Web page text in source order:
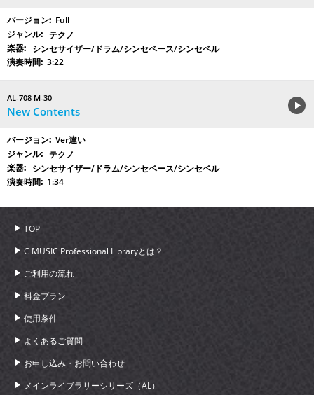
Full
テクノ
シンセサイザー/ドラム/シンセベース/シンセベル
3:22
AL-708 M-30
New Contents
Ver違い
テクノ
シンセサイザー/ドラム/シンセベース/シンセベル
1:34
TOP
C MUSIC Professional Libraryとは？
ご利用の流れ
料金プラン
使用条件
よくあるご質問
お申し込み・お問い合わせ
メインライブラリーシリーズ（AL）